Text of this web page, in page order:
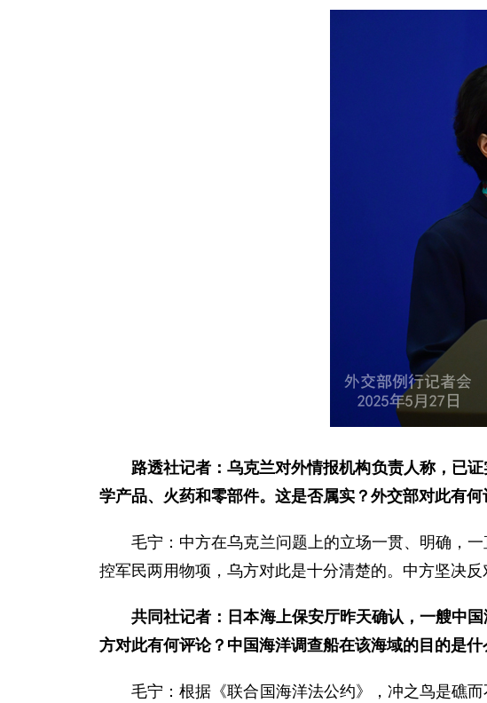
路透社记者：乌克兰对外情报机构负责人称，已
学产品、火药和零部件。这是否属实？外交部对此有何
毛宁：中方在乌克兰问题上的立场一贯、明确，
控军民两用物项，乌方对此是十分清楚的。中方坚决反
共同社记者：日本海上保安厅昨天确认，一艘中
方对此有何评论？中国海洋调查船在该海域的目的是什
毛宁：根据《联合国海洋法公约》，冲之鸟是礁